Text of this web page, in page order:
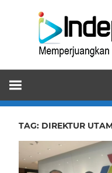
Memperjuangkan
Keadilan
dan
Kebenaran
TAG: DIREKTUR